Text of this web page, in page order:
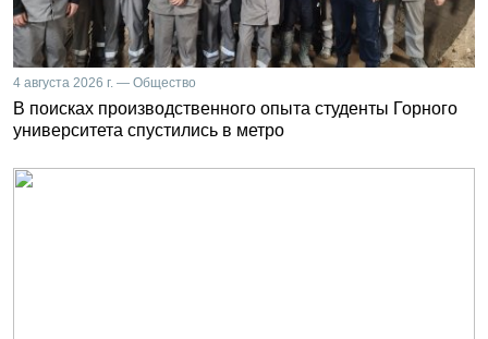
4 августа 2026 г. — Общество
В поисках производственного опыта студенты Горного
университета спустились в метро